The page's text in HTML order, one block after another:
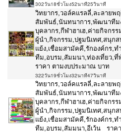
302วัน18ชั่วโมง52นาที25วินาที
วิทยากร,วอล์คแรลลี่,ละลายพ
สัมพันธ์,นันทนาการ,พัฒนาที
บุคลากร,กีฬาฮาเฮ,ค่ายกิจกร
ผู้นำ,กิจกรรม,ปฐมนิเทศ,สนุก
แย้ง,เชื่อมสามัคคี,รักองค์กร,ท
ทีม,อบรม,สัมมนา,ท่องเที่ยว,ที่
ราคา ตามงบประมาณ บาท
322วัน19ชั่วโมง32นาที47วินาที
วิทยากร,วอล์คแรลลี่,ละลายพ
สัมพันธ์,นันทนาการ,พัฒนาที
บุคลากร,กีฬาฮาเฮ,ค่ายกิจกร
ผู้นำ,กิจกรรม,ปฐมนิเทศ,สนุก
แย้ง,เชื่อมสามัคคี,รักองค์กร,ท
ทีม,อบรม,สัมมนา,อีเว้น ราคา